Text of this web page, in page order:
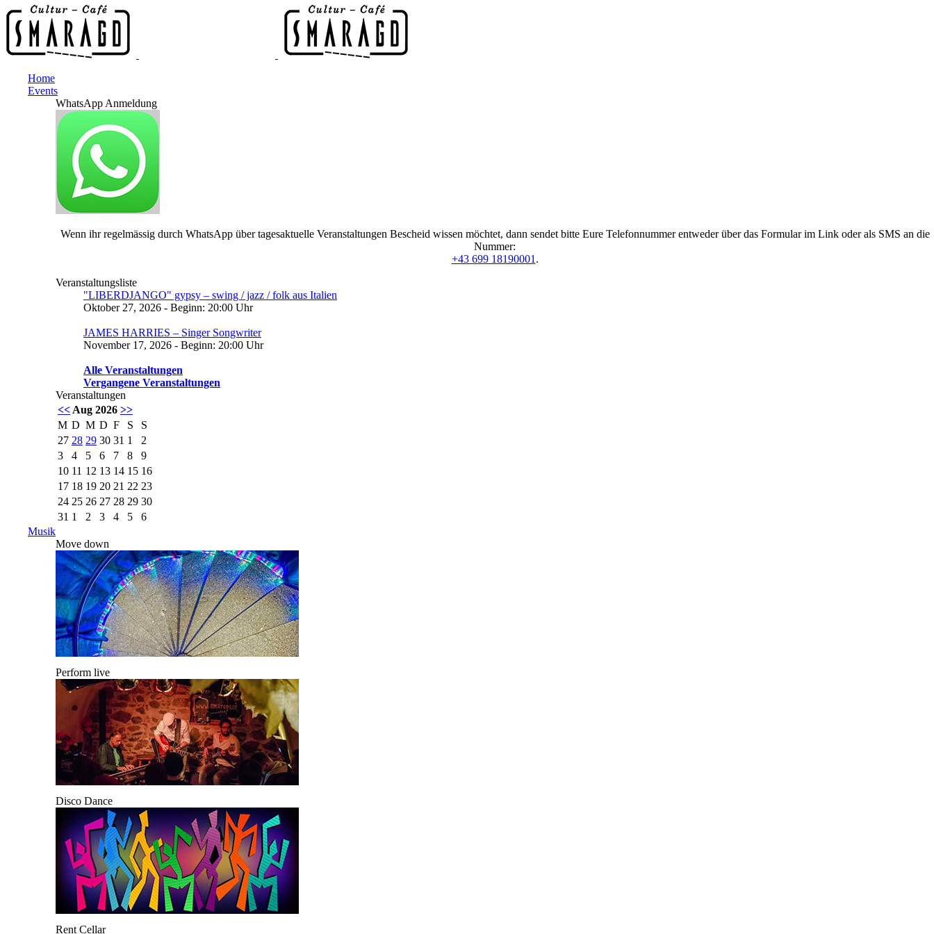
Home
Events
WhatsApp Anmeldung
Wenn ihr regelmässig durch WhatsApp über tagesaktuelle Veranstaltungen Bescheid wissen möchtet, dann sendet bitte Eure Telefonnummer entweder über das Formular im Link oder als SMS an die
Nummer:
+43 699 18190001 .
Veranstaltungsliste
"LIBERDJANGO" gypsy – swing / jazz / folk aus Italien
Oktober 27, 2026 - Beginn: 20:00 Uhr
JAMES HARRIES – Singer Songwriter
November 17, 2026 - Beginn: 20:00 Uhr
Alle Veranstaltungen
Vergangene Veranstaltungen
Veranstaltungen
<< Aug 2026 >>
M D M D F S
S
27 28 29 30 31 1
2
3
4 5 6 7 8
9
10 11 12 13 14 15 16
17 18 19 20 21 22 23
24 25 26 27 28 29 30
31 1 2 3 4 5
6
Musik
Move down
Perform live
Disco Dance
Rent Cellar